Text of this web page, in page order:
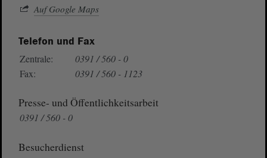
Auf Google Maps
Telefon und Fax
Zentrale:
0391 / 560 - 0
Fax:
0391 / 560 - 1123
Presse- und Öffentlichkeitsarbeit
0391 / 560 - 0
Besucherdienst